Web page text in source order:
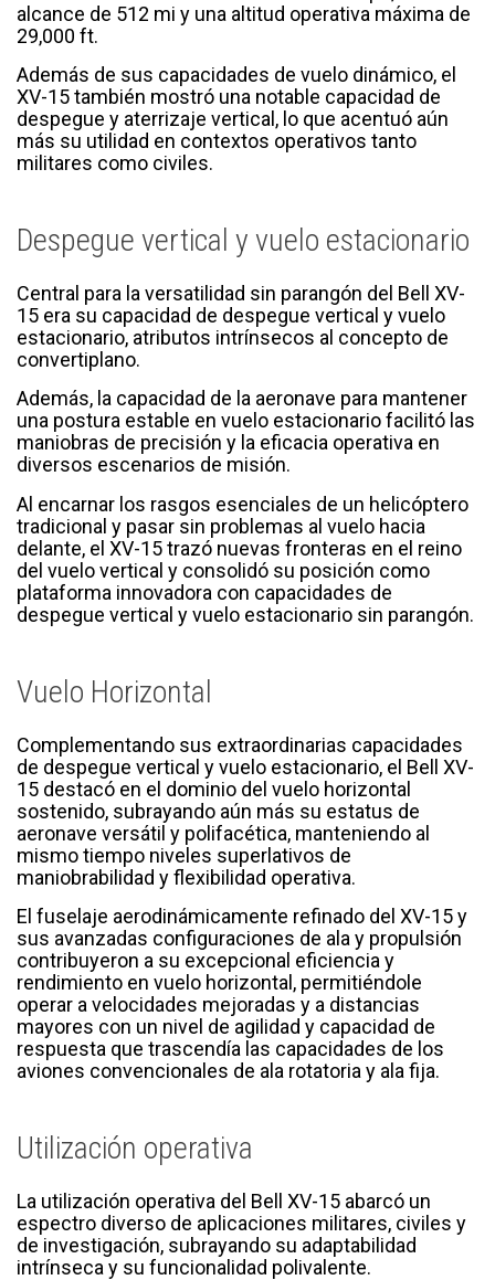
alcance de 512 mi y una altitud operativa máxima de
29,000 ft.
Además de sus capacidades de vuelo dinámico, el
XV-15 también mostró una notable capacidad de
despegue y aterrizaje vertical, lo que acentuó aún
más su utilidad en contextos operativos tanto
militares como civiles.
Despegue vertical y vuelo estacionario
Central para la versatilidad sin parangón del Bell XV-
15 era su capacidad de despegue vertical y vuelo
estacionario, atributos intrínsecos al concepto de
convertiplano.
Además, la capacidad de la aeronave para mantener
una postura estable en vuelo estacionario facilitó las
maniobras de precisión y la eficacia operativa en
diversos escenarios de misión.
Al encarnar los rasgos esenciales de un helicóptero
tradicional y pasar sin problemas al vuelo hacia
delante, el XV-15 trazó nuevas fronteras en el reino
del vuelo vertical y consolidó su posición como
plataforma innovadora con capacidades de
despegue vertical y vuelo estacionario sin parangón.
Vuelo Horizontal
Complementando sus extraordinarias capacidades
de despegue vertical y vuelo estacionario, el Bell XV-
15 destacó en el dominio del vuelo horizontal
sostenido, subrayando aún más su estatus de
aeronave versátil y polifacética, manteniendo al
mismo tiempo niveles superlativos de
maniobrabilidad y flexibilidad operativa.
El fuselaje aerodinámicamente refinado del XV-15 y
sus avanzadas configuraciones de ala y propulsión
contribuyeron a su excepcional eficiencia y
rendimiento en vuelo horizontal, permitiéndole
operar a velocidades mejoradas y a distancias
mayores con un nivel de agilidad y capacidad de
respuesta que trascendía las capacidades de los
aviones convencionales de ala rotatoria y ala fija.
Utilización operativa
La utilización operativa del Bell XV-15 abarcó un
espectro diverso de aplicaciones militares, civiles y
de investigación, subrayando su adaptabilidad
intrínseca y su funcionalidad polivalente.